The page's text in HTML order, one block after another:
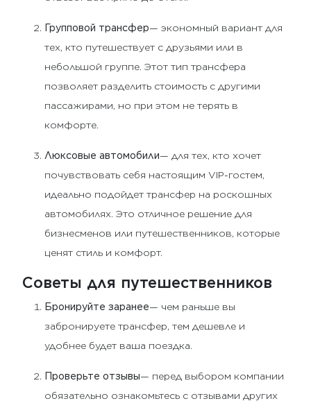
Групповой трансфер— экономный вариант для
тех, кто путешествует с друзьями или в
небольшой группе. Этот тип трансфера
позволяет разделить стоимость с другими
пассажирами, но при этом не терять в
комфорте.
Люксовые автомобили— для тех, кто хочет
почувствовать себя настоящим VIP-гостем,
идеально подойдет трансфер на роскошных
автомобилях. Это отличное решение для
бизнесменов или путешественников, которые
ценят стиль и комфорт.
Советы для путешественников
Бронируйте заранее— чем раньше вы
забронируете трансфер, тем дешевле и
удобнее будет ваша поездка.
Проверьте отзывы— перед выбором компании
обязательно ознакомьтесь с отзывами других